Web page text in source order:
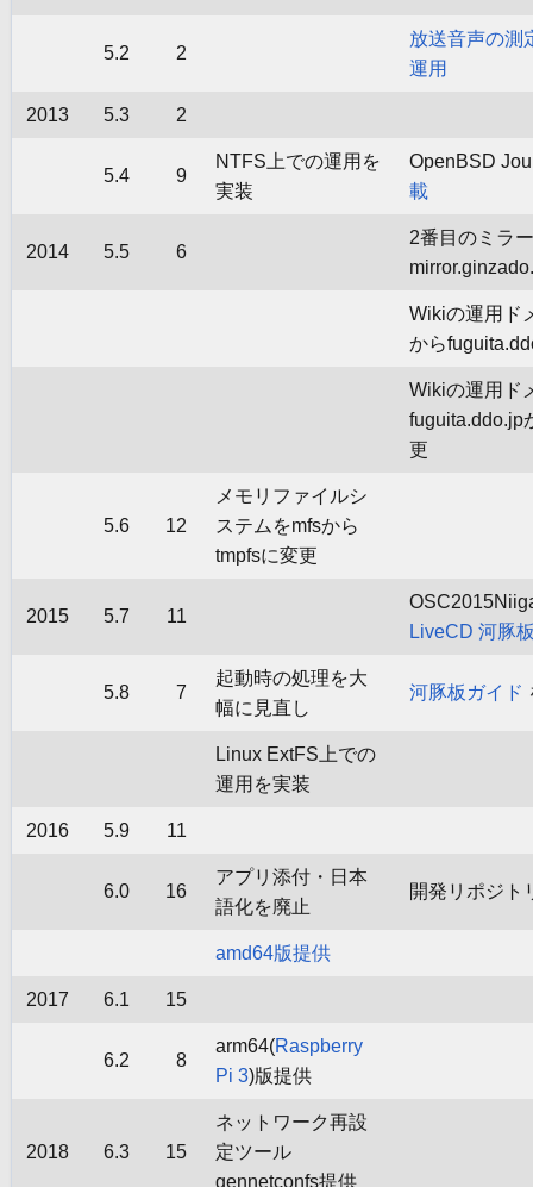
5.2 2
放送音声の測
運用
2013 5.3 2
5.4 9
NTFS上での運用を
実装
OpenBSD
載
2014 5.5 6
2番目のミラ
Wikiの運用ド
から
Wikiの運用ド
fuguita.ddo.jp
更
5.6 12
メモリファイルシ
ステムをmfsから
tmpfsに変更
2015 5.7 11
LiveCD 河豚
5.8 7
起動時の処理を大
幅に見直し
河豚板ガイド
Linux ExtFS上での
運用を実装
2016 5.9 11
6.0 16
アプリ添付・日本
語化を廃止
開発リポジト
amd64版提供
2017 6.1 15
6.2 8
arm64(Raspberry
Pi 3)版提供
2018 6.3 15
ネットワーク再設
定ツール
gennetconfs提供